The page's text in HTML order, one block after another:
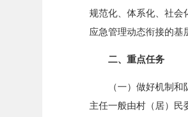
规范化、体系化、社会
应急管理动态衔接的基
二、重点任务
（一）做好机制
主任一般由村（居）民